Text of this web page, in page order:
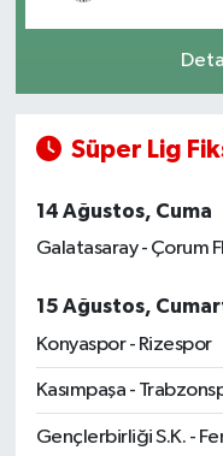
Süper Lig
14 Ağustos, Cuma
Galatasaray - Çorum
15 Ağustos,
Konyaspor - Rizespor
Kasımpaşa -
Gençlerbirliği S.K. -